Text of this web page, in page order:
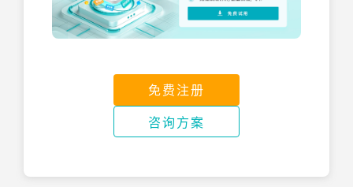
免费注册
咨询方案